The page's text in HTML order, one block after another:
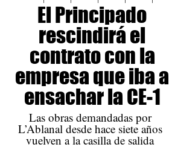
El Principado
rescindirá el
contrato con la
empresa que iba a
ensachar la CE-1
Las obras demandadas por
L’Ablanal desde hace siete años
vuelven a la casilla de salida